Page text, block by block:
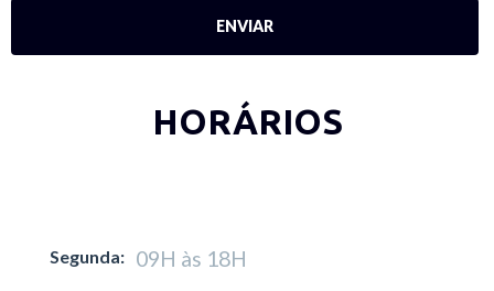
HORÁRIOS
Segunda: 09H às 18H